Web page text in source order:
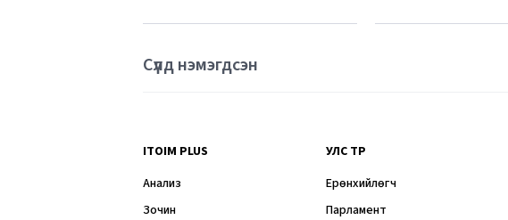
Сүүлд нэмэгдсэн
ITOIM PLUS
Анализ
Зочин
УЛС ТӨР
Ерөнхийлөгч
Парламент